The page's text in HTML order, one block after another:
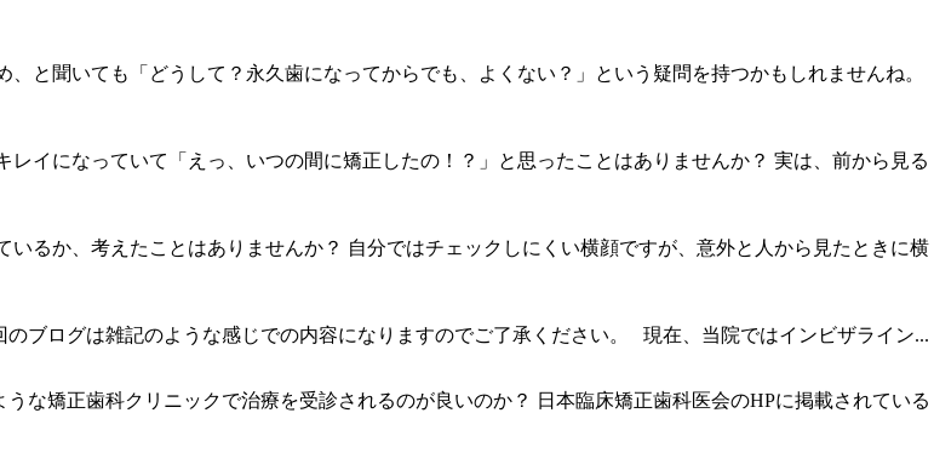
と聞いても「どうして？永久歯になってからでも、よくない？」という疑問を持つかもしれませんね。
イになっていて「えっ、いつの間に矯正したの！？」と思ったことはありませんか？ 実は、前から見る
るか、考えたことはありませんか？ 自分ではチェックしにくい横顔ですが、意外と人から見たときに横
ブログは雑記のような感じでの内容になりますのでご了承ください。 現在、当院ではインビザライン...
な矯正歯科クリニックで治療を受診されるのが良いのか？ 日本臨床矯正歯科医会のHPに掲載されている